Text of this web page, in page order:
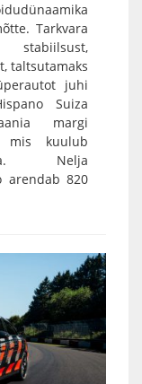
Tarkvara
taltsutamaks
juhi
Suiza
margi
mis kuulub
Nelja
arendab 820